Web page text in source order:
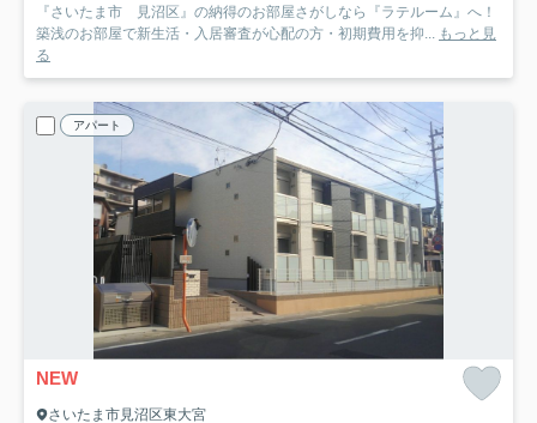
『さいたま市 見沼区』の納得のお部屋さがしなら『ラテルーム』へ！
築浅のお部屋で新生活・入居審査が心配の方・初期費用を抑... もっと見
る
アパート
NEW
さいたま市見沼区東大宮